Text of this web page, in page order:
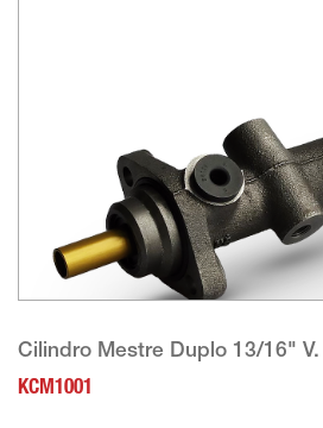
Cilindro Mestre Duplo 13/16" V.
KCM1001